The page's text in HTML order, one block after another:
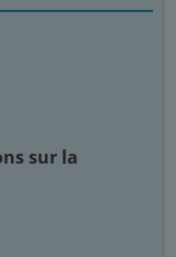
sur la